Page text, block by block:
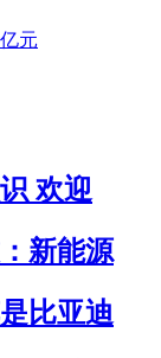
元
欢迎
新能源
比亚迪